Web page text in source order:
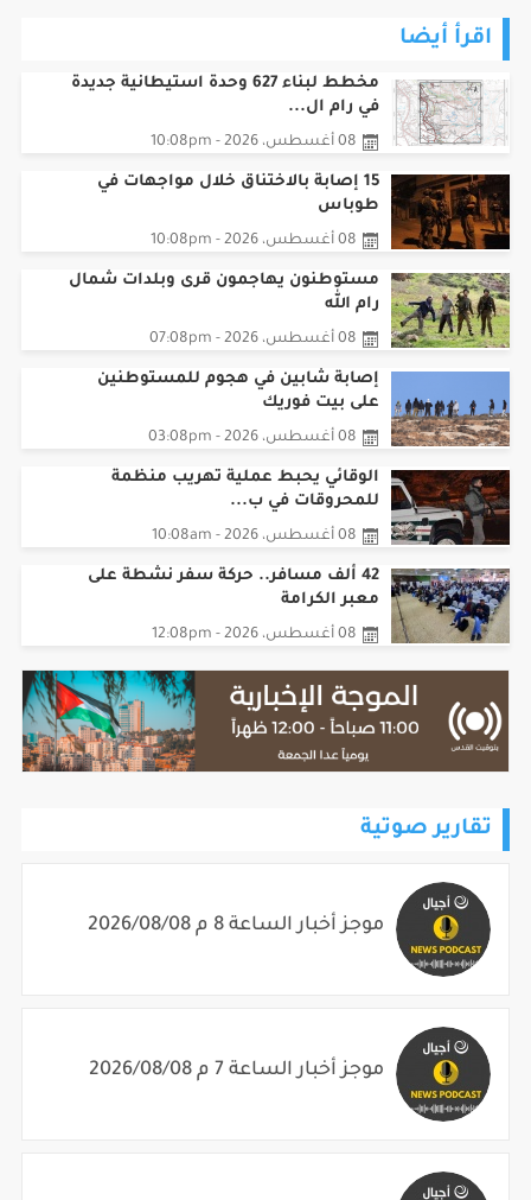
اقرأ أيضا
مخطط لبناء 627 وحدة استيطانية جديدة
في رام ال...
08 أغسطس، 2026 - 10:08pm
15 إصابة بالاختناق خلال مواجهات في
طوباس
08 أغسطس، 2026 - 10:08pm
مستوطنون يهاجمون قرى وبلدات شمال
رام الله
08 أغسطس، 2026 - 07:08pm
إصابة شابين في هجوم للمستوطنين
على بيت فوريك
08 أغسطس، 2026 - 03:08pm
الوقائي يحبط عملية تهريب منظمة
للمحروقات في ب...
08 أغسطس، 2026 - 10:08am
42 ألف مسافر.. حركة سفر نشطة على
معبر الكرامة
08 أغسطس، 2026 - 12:08pm
تقارير صوتية
موجز أخبار الساعة 8 م 2026/08/08
موجز أخبار الساعة 7 م 2026/08/08